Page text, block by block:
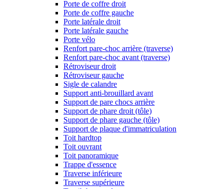
Porte de coffre droit
Porte de coffre gauche
Porte latérale droit
Porte latérale gauche
Porte vélo
Renfort pare-choc arrière (traverse)
Renfort pare-choc avant (traverse)
Rétroviseur droit
Rétroviseur gauche
Sigle de calandre
Support anti-brouillard avant
Support de pare chocs arrière
Support de phare droit (tôle)
Support de phare gauche (tôle)
Support de plaque d'immatriculation
Toit hardtop
Toit ouvrant
Toit panoramique
Trappe d'essence
Traverse inférieure
Traverse supérieure